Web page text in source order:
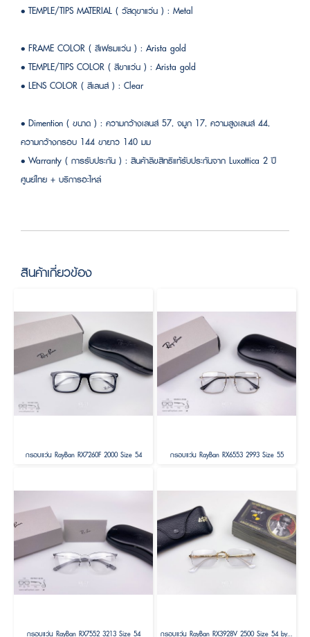
• TEMPLE/TIPS MATERIAL ( วัสดุขาแว่น ) : Metal
• FRAME COLOR ( สีเฟรมแว่น ) : Arista gold
• TEMPLE/TIPS COLOR ( สีขาแว่น ) : Arista gold
• LENS COLOR ( สีเลนส์ ) : Clear
• Dimention ( ขนาด ) : ความกว้างเลนส์ 57, จมูก 17, ความสูงเลนส์ 44,
ความกว้างกรอบ 144 ขายาว 140 มม
• Warranty ( การรับประกัน ) : สินค้าลิขสิทธิแท้รับประกันจาก Luxottica 2 ปี
ศูนย์ไทย + บริการอะไหล่
สินค้าเกี่ยวข้อง
กรอบแว่น RayBan RX7260F 2000 Size 54 กรอบแว่น RayBan RX6553 2993 Size 55
กรอบแว่น RayBan RX7552 3213 Size 54 กรอบแว่น RayBan RX3928V 2500 Size 54 by A$AP ASAP Rocky